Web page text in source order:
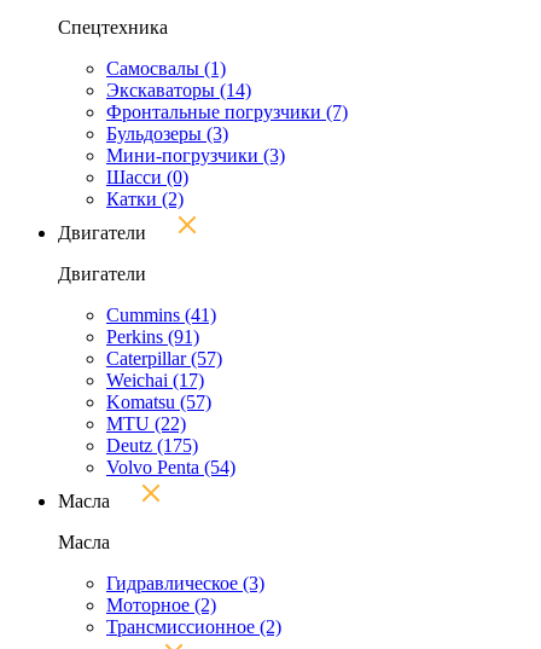
Спецтехника
Самосвалы (1)
Экскаваторы (14)
Фронтальные погрузчики (7)
Бульдозеры (3)
Мини-погрузчики (3)
Шасси (0)
Катки (2)
Двигатели
Двигатели
Cummins (41)
Perkins (91)
Caterpillar(57)
Weichai (17)
Komatsu (57)
MTU (22)
Deutz (175)
Volvo Penta (54)
Масла
Масла
Гидравлическое (3)
Моторное (2)
Трансмиссионное (2)